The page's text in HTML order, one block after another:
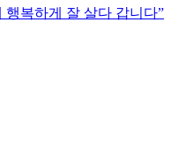
행복하게 잘 살다 갑니다”